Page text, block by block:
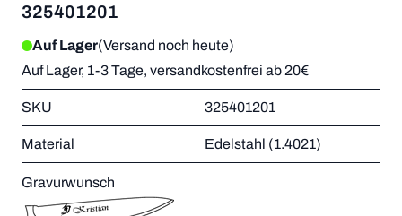
325401201
Auf Lager(Versand noch heute)
Auf Lager, 1-3 Tage, versandkostenfrei ab 20€
SKU 325401201
Material Edelstahl (1.4021)
Gravurwunsch